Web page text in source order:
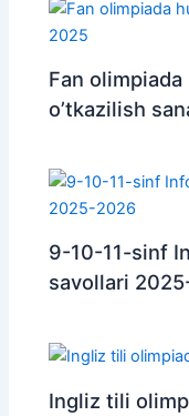
Fan
o’tkazilish
9-10-11-sinf
savollari
Ingliz tili